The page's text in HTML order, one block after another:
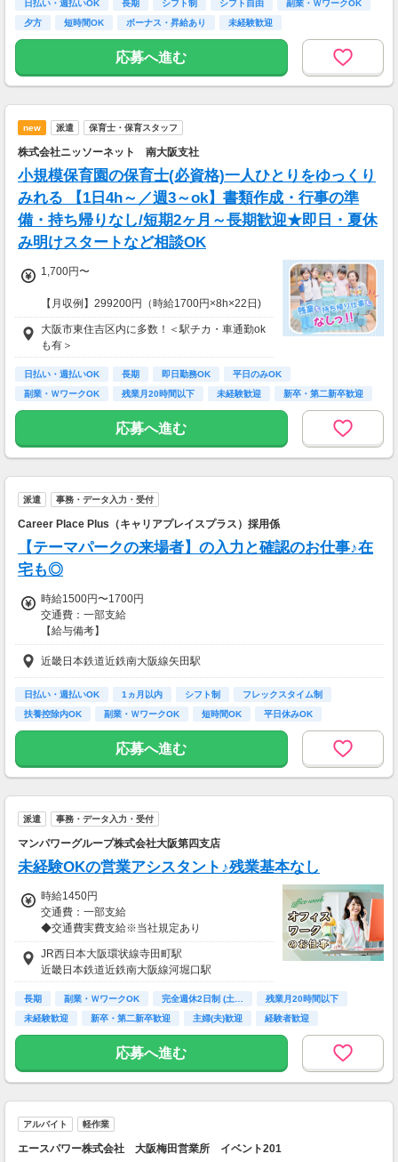
・日収(1,350*8)円（時給1,350円×8h）
※資格手当あり（時給50円～UP/資格の種類に
よって異なる）
※日払いも週払いOK（規定あり）
（稼働開始時は手続き完了次第となります）
週払い：金曜日締め最短翌週火曜日にお給料GE
T♪
※交通費：別途全額支給
※車・バイク通勤に関して施設により異なる場
合あり（応相談）
日払い・週払いOK 長期 シフト制 シフト自由
副業・ＷワークOK
夕方
短時間OK ボーナス・昇給あり 未経験歓迎
応募へ進む
new 派遣 保育士・保育スタッフ
株式会社ニッソーネット 南大阪支社
小規模保育園の保育士(必資格)一人ひとりをゆっくり
みれる 【1日4h～／週3～ok】書類作成・行事の準
備・持ち帰りなし/短期2ヶ月～長期歓迎★即日・夏休
み明けスタートなど相談OK
1,700円〜
【月収例】299200円（時給1700円×8h×22日)
7：00～19：00で1日4ｈ～、週3～5日(週20h
以上)
★シフト例：9-18時、7-11時、8-12時、9-16時
★平日のみ/午前/夕方/扶養内/パート/フル/短時
★短期2ヶ月～長期歓迎！
大阪市東住吉区内に多数！＜駅チカ・車通勤ok
も有＞
日払い・週払いOK 長期 即日勤務OK
平日のみOK
副業・ＷワークOK
残業月20時間以下 未経験歓迎
新卒・第二新卒歓迎
フリーター歓迎
応募へ進む
派遣 事務・データ入力・受付
Career Place Plus（キャリアプレイスプラス）採用係
【テーマパークの来場者】の入力と確認のお仕事♪在
宅も◎
時給1500円〜1700円
交通費：一部支給
【給与備考】
■昇給あり
■日払い・週払い・先払いもOK
■充実の研修あり◎
座学1ヵ月（もちろん給与は同じ）を含む、
”超”丁寧な研修を行っています！
一切ありません。
ご安心くださいね！
毎月季節のイベントがたくさん。
急な出費でお財布がピンチ！！
即払い・週払い制度があるので安心♪
お気軽にご相談ください☆
【交通費備考】
※規定あり
近畿日本鉄道近鉄南大阪線矢田駅
日払い・週払いOK 1ヵ月以内 シフト制
フレックスタイム制
扶養控除内OK
副業・ＷワークOK 短時間OK
平日休みOK
完全週休2日制 (土…
応募へ進む
派遣 事務・データ入力・受付
マンパワーグループ株式会社大阪第四支店
未経験OKの営業アシスタント♪残業基本なし
時給1450円
交通費：一部支給
◆交通費実費支給※当社規定あり
kkw_bcov2106
JR西日本大阪環状線寺田町駅
近畿日本鉄道近鉄南大阪線河堀口駅
長期 副業・ＷワークOK 完全週休2日制 (土…
残業月20時間以下
未経験歓迎
新卒・第二新卒歓迎 主婦(夫)歓迎
経験者歓迎
ブランクOK
応募へ進む
アルバイト 軽作業
エースパワー株式会社 大阪梅田営業所 イベント201